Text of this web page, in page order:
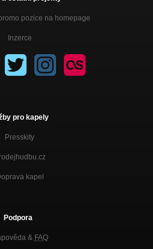
pozice na homepage
Inzerce
pro kapely
Presskity
kapel
Podpora
& FAQ